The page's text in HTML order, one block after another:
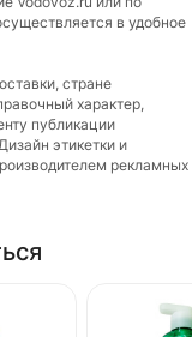
в удобное
стране
характер,
публикации
этикетки и
рекламных